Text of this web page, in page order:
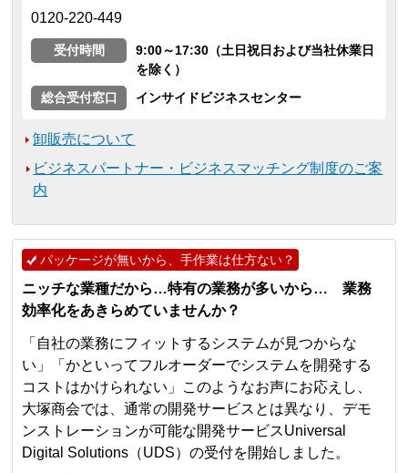
0120-220-449
受付時間
9:00～17:30（土日祝日および当社休業日
を除く）
総合受付窓口
インサイドビジネスセンター
卸販売について
ビジネスパートナー・ビジネスマッチング制度のご案
内
パッケージが無いから、手作業は仕方ない？
ニッチな業種だから…特有の業務が多いから… 業務
効率化をあきらめていませんか？
「自社の業務にフィットするシステムが見つからな
い」「かといってフルオーダーでシステムを開発する
コストはかけられない」このようなお声にお応えし、
大塚商会では、通常の開発サービスとは異なり、デモ
ンストレーションが可能な開発サービスUniversal
Digital Solutions（UDS）の受付を開始しました。